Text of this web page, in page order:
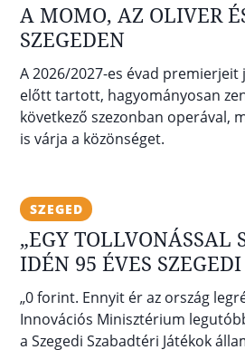
A MOMO, AZ OLIVER
SZEGEDEN
A 2026/2027-es évad
előtt tartott, hagyományosan
következő szezonban operával,
is várja a közönséget.
SZEGED
„EGY TOLLVONÁSSAL
IDÉN 95 ÉVES
„0 forint. Ennyit ér az ország
Innovációs Minisztérium
a Szegedi Szabadtéri Játékok